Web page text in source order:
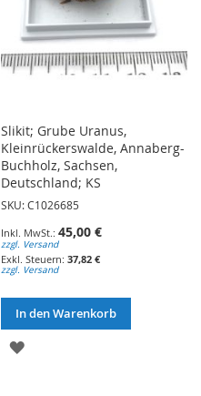
Slikit; Grube Uranus,
Kleinrückerswalde, Annaberg-
Buchholz, Sachsen,
Deutschland; KS
SKU: C1026685
45,00 €
zzgl. Versand
37,82 €
zzgl. Versand
In den Warenkorb
ZUR